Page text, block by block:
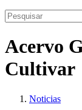
Acervo
Cultivar
Noticias